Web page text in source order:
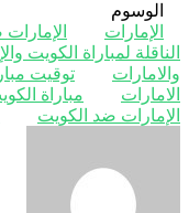
الوسوم
الإمارات
الناقلة لمباراة الكويت
والامارات
توقيت
الامارات
مباراة
الإمارات ضد الكويت